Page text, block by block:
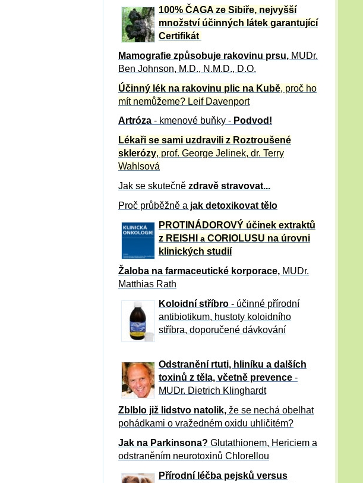
100% ČAGA ze Sibiře, nejvyšší
množství účinných látek garantující
Certifikát
Mamografie způsobuje rakovinu prsu, MUDr.
Ben Johnson, M.D., N.M.D., D.O.
Účinný lék na rakovinu plic na Kubě, proč ho
mít nemůžeme? Leif Davenport
Artróza - kmenové buňky - Podvod!
Lékaři se sami uzdravili z Roztroušené
sklerózy, prof. George Jelinek, dr. Terry
Wahlsová
Jak se skutečně zdravě stravovat...
Proč průběžně a jak detoxikovat tělo
PROTINÁDOROVÝ účinek extraktů
z REISHI a CORIOLUSU na úrovni
klinických studií
Žaloba na farmaceutické korporace, MUDr.
Matthias Rath
Koloidní stříbro- účinné přírodní
antibiotikum, hustoty koloidního
stříbra, doporučené dávkování
Odstranění rtuti, hliníku a dalších
toxinů z těla, včetně prevence -
MUDr. Dietrich Klinghardt
Zblblo již lidstvo natolik, že se nechá obelhat
pohádkami o vražedném oxidu uhličitém?
Jak na Parkinsona? Glutathionem, Hericiem a
odstraněním neurotoxinů Chlorellou
Přírodní léčba pejsků versus